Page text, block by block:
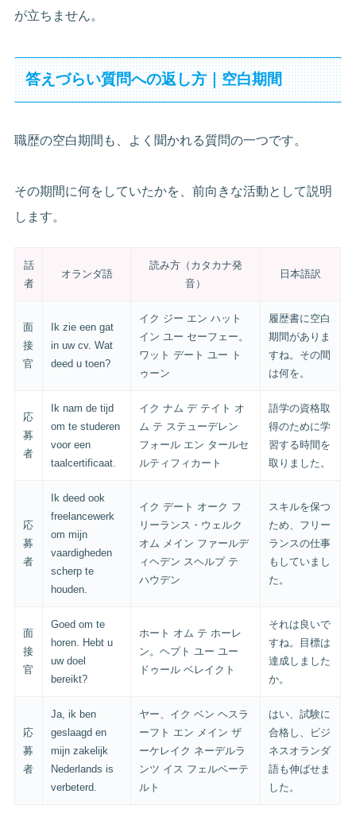
が立ちません。
答えづらい質問への返し方｜空白期間
職歴の空白期間も、よく聞かれる質問の一つです。
その期間に何をしていたかを、前向きな活動として説明
します。
話
者
オランダ語
読み方（カタカナ発
音）
日本語訳
面
接
官
Ik zie een gat
in uw cv. Wat
deed u toen?
イク ジー エン ハット
イン ユー セーフェー。
ワット デート ユー ト
ゥーン
履歴書に空白
期間がありま
すね。その間
は何を。
応
募
者
Ik nam de tijd
om te studeren
voor een
taalcertificaat.
イク ナム デ テイト オ
ム テ ステューデレン
フォール エン タールセ
ルティフィカート
語学の資格取
得のために学
習する時間を
取りました。
応
募
者
Ik deed ook
freelancewerk
om mijn
vaardigheden
scherp te
houden.
イク デート オーク フ
リーランス・ウェルク
オム メイン ファールデ
ィヘデン スヘルプ テ
ハウデン
スキルを保つ
ため、フリー
ランスの仕事
もしていまし
た。
面
接
官
Goed om te
horen. Hebt u
uw doel
bereikt?
ホート オム テ ホーレ
ン。ヘプト ユー ユー
ドゥール ベレイクト
それは良いで
すね。目標は
達成しました
か。
応
募
者
Ja, ik ben
geslaagd en
mijn zakelijk
Nederlands is
verbeterd.
ヤー、イク ベン ヘスラ
ーフト エン メイン ザ
ーケレイク ネーデルラ
ンツ イス フェルベーテ
ルト
はい、試験に
合格し、ビジ
ネスオランダ
語も伸ばせま
した。